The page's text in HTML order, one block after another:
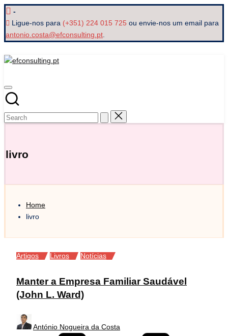
Skip
to
content
-
Ligue-nos para (+351) 224 015 725 ou envie-nos um email para
antonio.costa@efconsulting.pt.
efconsulting.pt
livro
Home
livro
Posted
Artigos Livros Notícias
Manter a Empresa Familiar Saudável
(John L. Ward)
Posted
by
António Nogueira da Costa